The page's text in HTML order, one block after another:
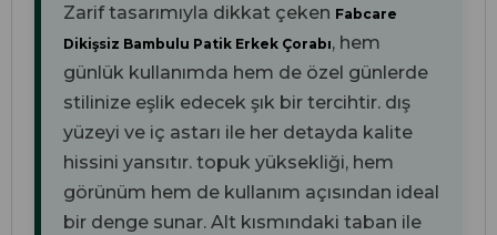
Zarif tasarımıyla dikkat çeken Fabcare
Dikişsiz Bambulu Patik Erkek Çorabı, hem
günlük kullanımda hem de özel günlerde
stilinize eşlik edecek şık bir tercihtir. dış
yüzeyi ve iç astarı ile her detayda kalite
hissini yansıtır. topuk yüksekliği, hem
görünüm hem de kullanım açısından ideal
bir denge sunar. Alt kısmındaki taban ile